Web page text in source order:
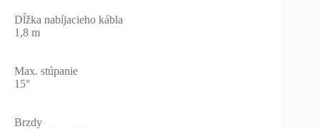
Dĺžka nabíjacieho kábla
1,8 m
Max. stúpanie
15°
Brzdy